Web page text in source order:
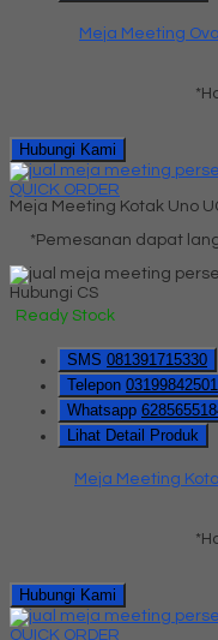
Meja Meeting
Hubungi Kami
QUICK ORDER
Meja Meeting Kotak Uno
*Pemesanan dapat
Hubungi CS
Ready Stock
SMS 081391715330
Telepon 03199842501
Whatsapp
Lihat Detail Produk
Meja Meeting
Hubungi Kami
QUICK ORDER